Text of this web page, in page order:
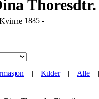
1885 -
| Kilder| Alle